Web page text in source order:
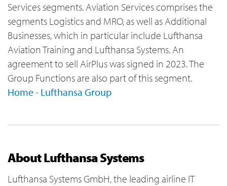
Services segments. Aviation Services comprises the
segments Logistics and MRO, as well as Additional
Businesses, which in particular include Lufthansa
Aviation Training and Lufthansa Systems. An
agreement to sell AirPlus was signed in 2023. The
Group Functions are also part of this segment.
Home - Lufthansa Group
About Lufthansa Systems
Lufthansa Systems GmbH, the leading airline IT